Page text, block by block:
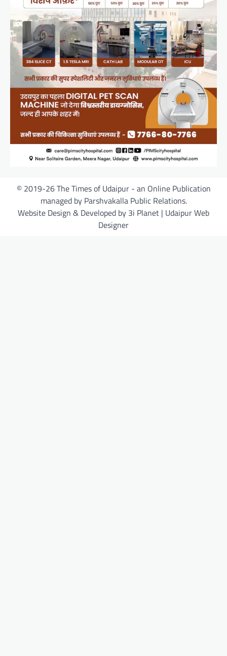
© 2019-26 The Times of Udaipur - an Online Publication
managed by Parshvakalla Public Relations.
Website Design & Developed by 3i Planet | Udaipur Web
Designer